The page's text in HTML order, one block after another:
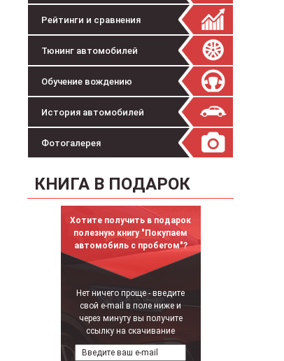
Рейтинги и сравнения
Тюнинг автомобилей
Обучение вождению
История автомобилей
Фотогалерея
КНИГА В ПОДАРОК
Хотите получить в подарок
полезную книгу "Покупаем
автомобиль с пробегом"?
Нет ничего проще - введите
свой e-mail в поле ниже и
через минуту вы получите
ссылку на скачивание